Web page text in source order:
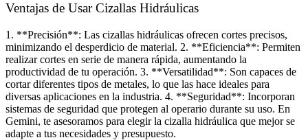
Ventajas de Usar Cizallas Hidráulicas​
1. **Precisión**: Las cizallas hidráulicas ofrecen cortes precisos,
minimizando el desperdicio de material. 2. **Eficiencia**: Permiten
realizar cortes en serie de manera rápida, aumentando la
productividad de tu operación. 3. **Versatilidad**: Son capaces de
cortar diferentes tipos de metales, lo que las hace ideales para
diversas aplicaciones en la industria. 4. **Seguridad**: Incorporan
sistemas de seguridad que protegen al operario durante su uso. En
Gemini, te asesoramos para elegir la cizalla hidráulica que mejor se
adapte a tus necesidades y presupuesto.